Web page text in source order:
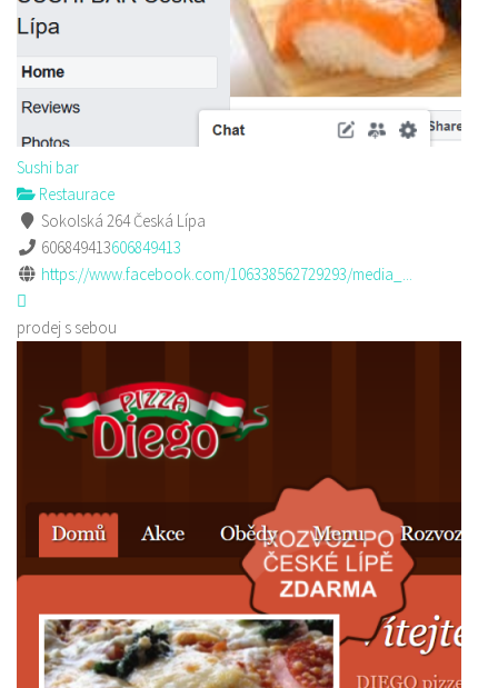
Sushi bar
Restaurace
Sokolská 264 Česká Lípa
606849413606849413
https://www.facebook.com/106338562729293/media_...
prodej s sebou